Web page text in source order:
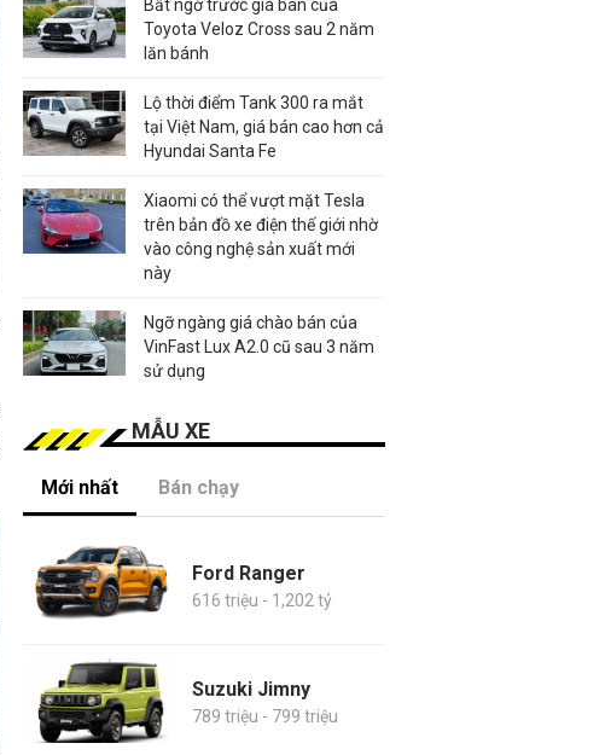
Bất ngờ trước giá bán của
Toyota Veloz Cross sau 2 năm
lăn bánh
Lộ thời điểm Tank 300 ra mắt
tại Việt Nam, giá bán cao hơn cả
Hyundai Santa Fe
Xiaomi có thể vượt mặt Tesla
trên bản đồ xe điện thế giới nhờ
vào công nghệ sản xuất mới
này
Ngỡ ngàng giá chào bán của
VinFast Lux A2.0 cũ sau 3 năm
sử dụng
MẪU XE
Mới nhất Bán chạy
Ford Ranger
616 triệu - 1,202 tỷ
Suzuki Jimny
789 triệu - 799 triệu